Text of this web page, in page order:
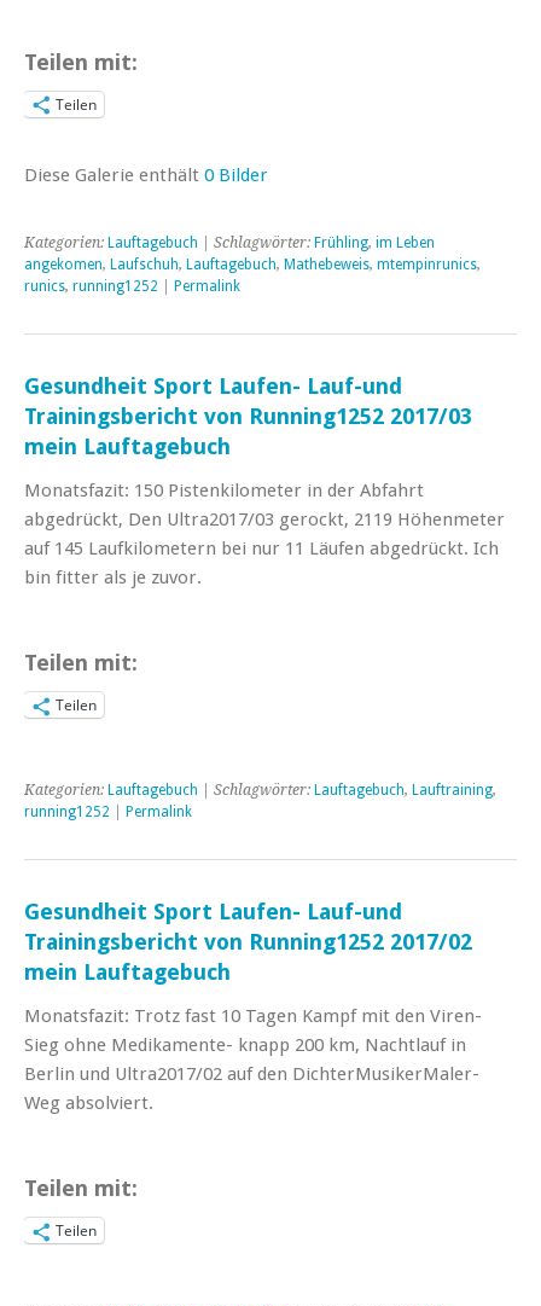
Teilen mit:
Teilen
Diese Galerie enthält 0 Bilder
Kategorien: Lauftagebuch | Schlagwörter: Frühling, im Leben
angekomen, Laufschuh, Lauftagebuch, Mathebeweis, mtempinrunics,
runics, running1252 Permalink
Gesundheit Sport Laufen- Lauf-und
Trainingsbericht von Running1252 2017/03
mein Lauftagebuch
Monatsfazit: 150 Pistenkilometer in der Abfahrt
abgedrückt, Den Ultra2017/03 gerockt, 2119 Höhenmeter
auf 145 Laufkilometern bei nur 11 Läufen abgedrückt. Ich
bin fitter als je zuvor.
Teilen mit:
Teilen
Kategorien: Lauftagebuch | Schlagwörter: Lauftagebuch, Lauftraining,
running1252
Permalink
Gesundheit Sport Laufen- Lauf-und
Trainingsbericht von Running1252 2017/02
mein Lauftagebuch
Monatsfazit: Trotz fast 10 Tagen Kampf mit den Viren-
Sieg ohne Medikamente- knapp 200 km, Nachtlauf in
Berlin und Ultra2017/02 auf den DichterMusikerMaler-
Weg absolviert.
Teilen mit:
Teilen